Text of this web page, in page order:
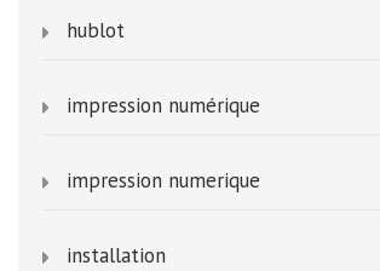
hublot
impression numérique
impression numerique
installation